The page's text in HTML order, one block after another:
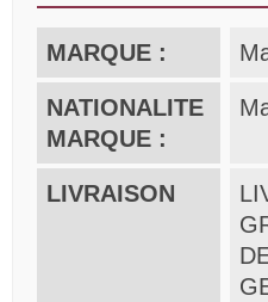
MARQUE :
NATIONALITE
MARQUE :
LIVRAISON